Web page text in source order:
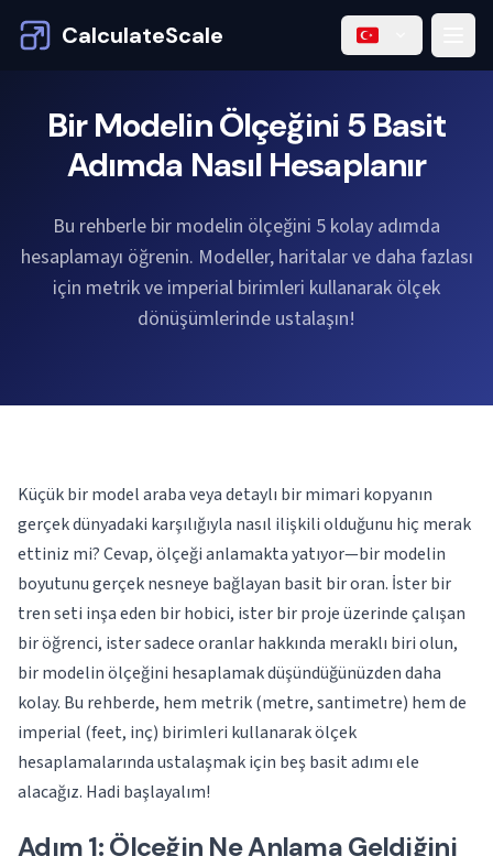
CalculateScale
Bir Modelin Ölçeğini 5 Basit
Adımda Nasıl Hesaplanır
Bu rehberle bir modelin ölçeğini 5 kolay adımda
hesaplamayı öğrenin. Modeller, haritalar ve daha fazlası
için metrik ve imperial birimleri kullanarak ölçek
dönüşümlerinde ustalaşın!
Küçük bir model araba veya detaylı bir mimari kopyanın
gerçek dünyadaki karşılığıyla nasıl ilişkili olduğunu hiç merak
ettiniz mi? Cevap, ölçeği anlamakta yatıyor—bir modelin
boyutunu gerçek nesneye bağlayan basit bir oran. İster bir
tren seti inşa eden bir hobici, ister bir proje üzerinde çalışan
bir öğrenci, ister sadece oranlar hakkında meraklı biri olun,
bir modelin ölçeğini hesaplamak düşündüğünüzden daha
kolay. Bu rehberde, hem metrik (metre, santimetre) hem de
imperial (feet, inç) birimleri kullanarak ölçek
hesaplamalarında ustalaşmak için beş basit adımı ele
alacağız. Hadi başlayalım!
Adım 1: Ölçeğin Ne Anlama Geldiğini